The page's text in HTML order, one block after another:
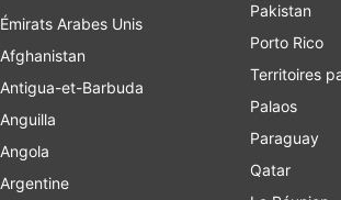
Émirats Arabes Unis
Afghanistan
Antigua-et-Barbuda
Anguilla
Angola
Argentine
Pakistan
Porto Rico
Territoires
Palaos
Paraguay
Qatar